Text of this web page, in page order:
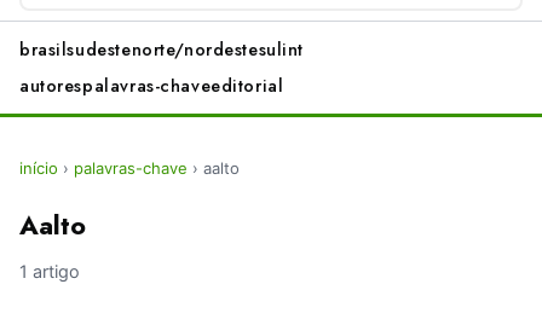
brasilsudestenorte/nordestesulint
autorespalavras-chaveeditorial
início › palavras-chave › aalto
Aalto
1 artigo